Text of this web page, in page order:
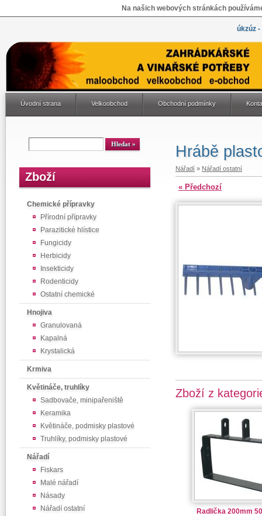
Na našich webových stránkách
úkzúz
Úvodní strana Velkoobchod Obchodní podmínky
Zboží
Chemické přípravky
Přírodní přípravky
Parazitické hlístice
Fungicidy
Herbicidy
Insekticidy
Rodenticidy
Ostatní chemické
Hnojiva
Granulovaná
Kapalná
Krystalická
Krmiva
Květináče, truhlíky
Sadbovače, minipařeniště
Keramika
Květináče, podmisky plastové
Truhlíky, podmisky plastové
Nářadí
Fiskars
Malé nářadí
Násady
Nářadí ostatní
Hrábě
Nářadí » Nářadí ostatní
« Předchozí
Zboží z
Radlička 200mm